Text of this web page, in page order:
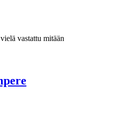
vastattu mitään